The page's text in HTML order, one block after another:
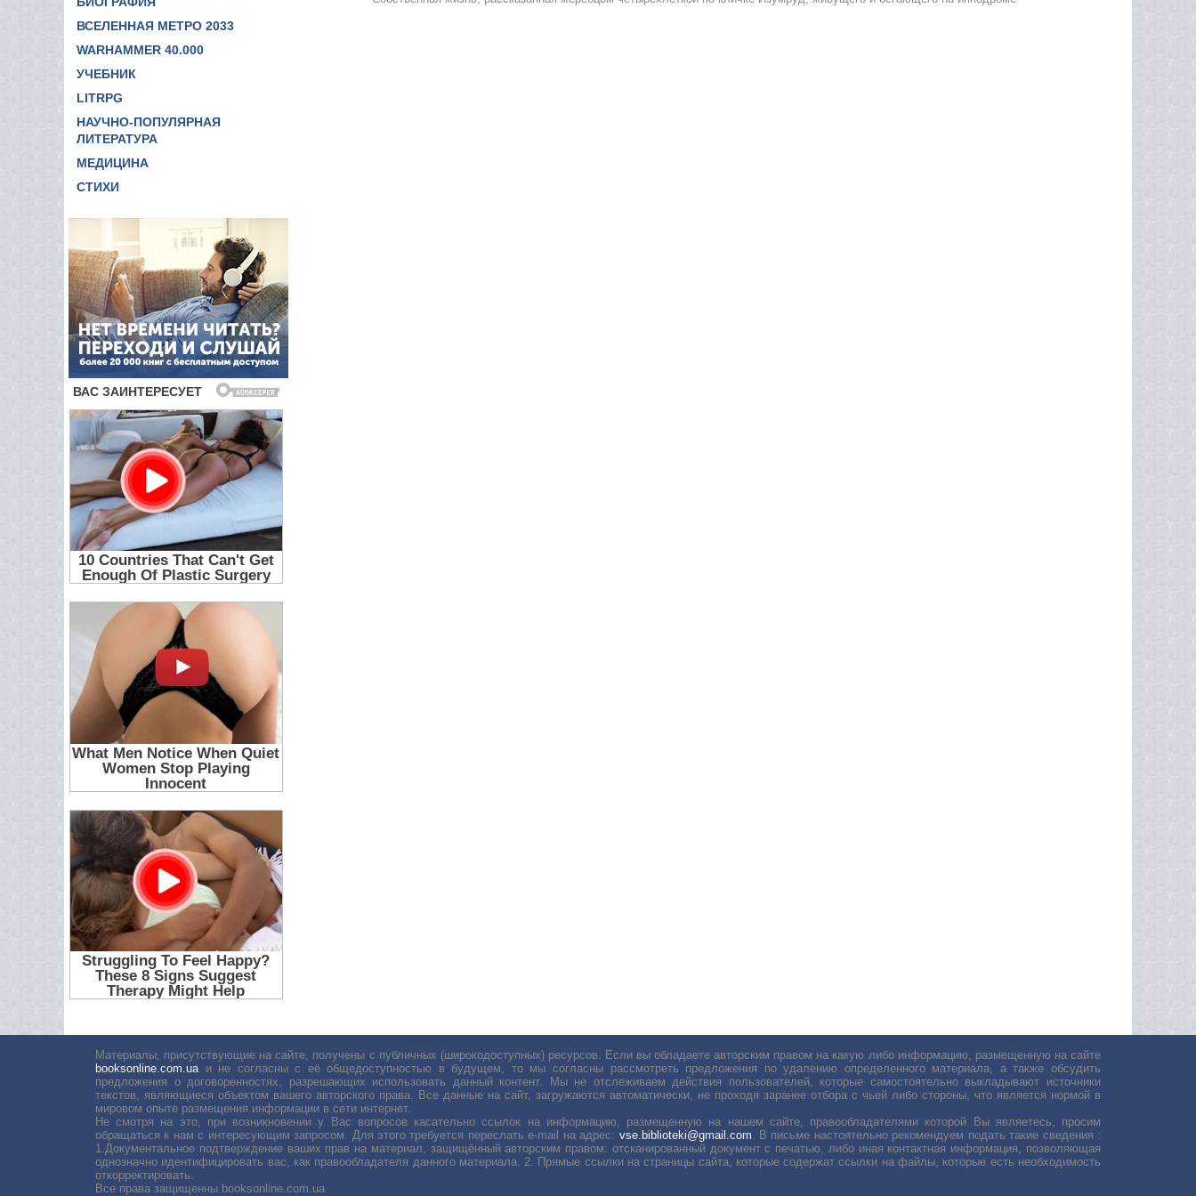
ВСЕЛЕННАЯ МЕТРО 2033
WARHAMMER 40.000
УЧЕБНИК
LITRPG
НАУЧНО-ПОПУЛЯРНАЯ
ЛИТЕРАТУРА
МЕДИЦИНА
СТИХИ
Материалы, присутствующие на сайте, получены с публичных (широкодоступных) ресурсов. Если вы обладаете авторским правом на какую либо информацию, размещенную на сайте
booksonline.com.uaи не согласны с её общедоступностью в будущем, то мы согласны рассмотреть предложения по удалению определенного материала, а также обсудить
предложения о договоренностях, разрешающих использовать данный контент. Мы не отслеживаем действия пользователей, которые самостоятельно выкладывают источники
текстов, являющиеся объектом вашего авторского права. Все данные на сайт, загружаются автоматически, не проходя заранее отбора с чьей либо стороны, что является нормой в
мировом опыте размещения информации в сети интернет.
Не смотря на это, при возникновении у Вас вопросов касательно ссылок на информацию, размещенную на нашем сайте, правообладателями которой Вы являетесь, просим
обращаться к нам с интересующим запросом. Для этого требуется переслать е-mail на адрес: vse.biblioteki@gmail.com. В письме настоятельно рекомендуем подать такие сведения :
1.Документальное подтверждение ваших прав на материал, защищённый авторским правом: отсканированный документ с печатью, либо иная контактная информация, позволяющая
однозначно идентифицировать вас, как правообладателя данного материала. 2. Прямые ссылки на страницы сайта, которые содержат ссылки на файлы, которые есть необходимость
откорректировать.
Все права защищенны booksonline.com.ua